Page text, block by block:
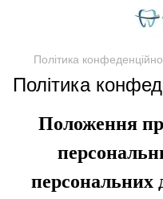
Політика
Політика
Положення
персональних